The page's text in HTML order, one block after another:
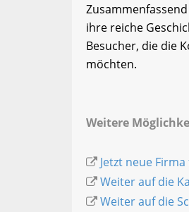
ihre reiche
Besucher, die die
möchten.
Weitere
Jetzt neue
Weiter auf die
Weiter auf die